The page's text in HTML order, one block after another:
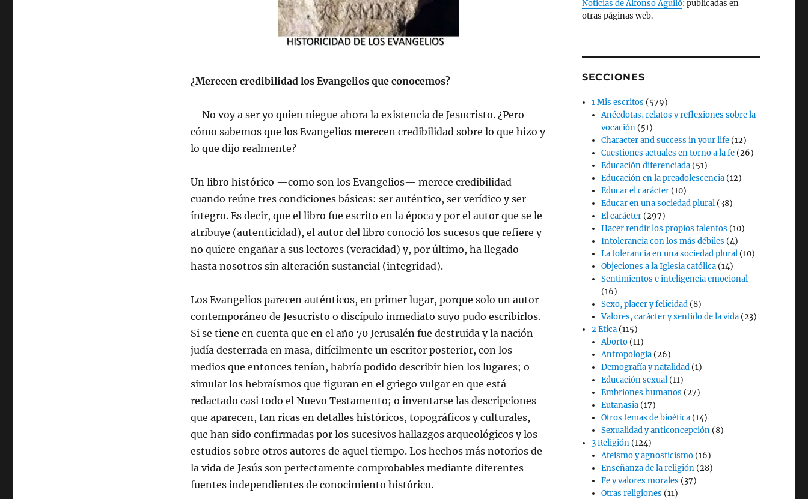
¿Merecen credibilidad los Evangelios que conocemos?
—No voy a ser yo quien niegue ahora la existencia de Jesucristo. ¿Pero
cómo sabemos que los Evangelios merecen credibilidad sobre lo que hizo y
lo que dijo realmente?
Un libro histórico —como son los Evangelios— merece credibilidad
cuando reúne tres condiciones básicas: ser auténtico, ser verídico y ser
íntegro. Es decir, que el libro fue escrito en la época y por el autor que se le
atribuye (autenticidad), el autor del libro conoció los sucesos que refiere y
no quiere engañar a sus lectores (veracidad) y, por último, ha llegado
hasta nosotros sin alteración sustancial (integridad).
Los Evangelios parecen auténticos, en primer lugar, porque solo un autor
contemporáneo de Jesucristo o discípulo inmediato suyo pudo escribirlos.
Si se tiene en cuenta que en el año 70 Jerusalén fue destruida y la nación
judía desterrada en masa, difícilmente un escritor posterior, con los
medios que entonces tenían, habría podido describir bien los lugares; o
simular los hebraísmos que figuran en el griego vulgar en que está
redactado casi todo el Nuevo Testamento; o inventarse las descripciones
que aparecen, tan ricas en detalles históricos, topográficos y culturales,
que han sido confirmadas por los sucesivos hallazgos arqueológicos y los
estudios sobre otros autores de aquel tiempo. Los hechos más notorios de
la vida de Jesús son perfectamente comprobables mediante diferentes
fuentes independientes de conocimiento histórico.
Noticias de Alfonso Aguiló: publicadas en
otras páginas web.
SECCIONES
1 Mis escritos (579)
Anécdotas, relatos y reflexiones sobre la
vocación (51)
Character and success in your life (12)
Cuestiones actuales en torno a la fe (26)
Educación diferenciada (51)
Educación en la preadolescencia (12)
Educar el carácter (10)
Educar en una sociedad plural (38)
El carácter (297)
Hacer rendir los propios talentos (10)
Intolerancia con los más débiles (4)
La tolerancia en una sociedad plural (10)
Objeciones a la Iglesia católica (14)
Sentimientos e inteligencia emocional
(16)
Sexo, placer y felicidad (8)
Valores, carácter y sentido de la vida (23)
2 Etica (115)
Aborto (11)
Antropología (26)
Demografía y natalidad (1)
Educación sexual (11)
Embriones humanos (27)
Eutanasia (17)
Otros temas de bioética (14)
Sexualidad y anticoncepción (8)
3 Religión (124)
Ateísmo y agnosticismo (16)
Enseñanza de la religión (28)
Fe y valores morales (37)
Otras religiones (11)